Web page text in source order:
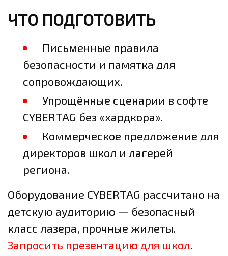
ЧТО ПОДГОТОВИТЬ
Письменные правила
безопасности и памятка для
сопровождающих.
Упрощённые сценарии в софте
CYBERTAG без «хардкора».
Коммерческое предложение для
директоров школ и лагерей
региона.
Оборудование CYBERTAG рассчитано на
детскую аудиторию — безопасный
класс лазера, прочные жилеты.
Запросить презентацию для школ.